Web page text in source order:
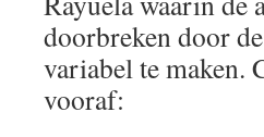
doorbreken door
variabel te maken.
vooraf: